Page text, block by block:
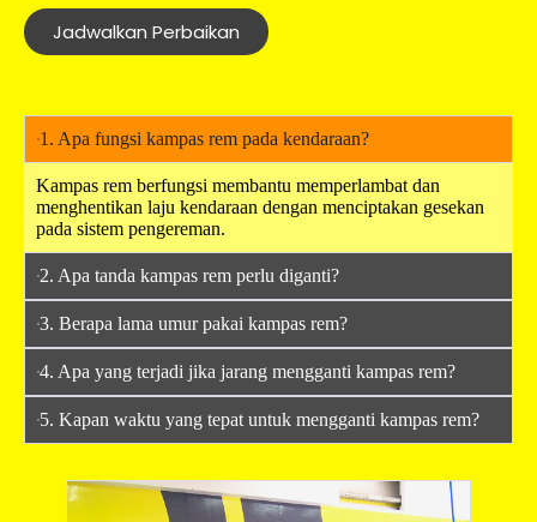
Jadwalkan Perbaikan
1. Apa fungsi kampas rem pada kendaraan?
Kampas rem berfungsi membantu memperlambat dan
menghentikan laju kendaraan dengan menciptakan gesekan
pada sistem pengereman.
2. Apa tanda kampas rem perlu diganti?
3. Berapa lama umur pakai kampas rem?
4. Apa yang terjadi jika jarang mengganti kampas rem?
5. Kapan waktu yang tepat untuk mengganti kampas rem?